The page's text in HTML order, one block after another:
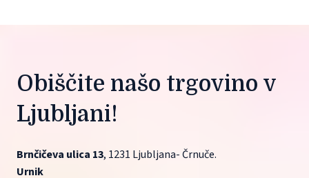
Obiščite našo trgovino v
Ljubljani!
Brnčičeva ulica 13, 1231 Ljubljana- Črnuče.
Urnik